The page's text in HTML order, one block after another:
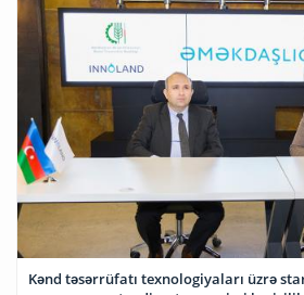
Kənd təsərrüfatı texnologiyaları üzrə